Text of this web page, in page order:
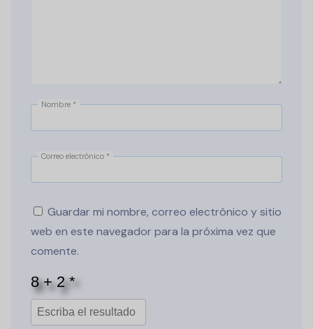
Nombre *
Correo electrónico *
Guardar mi nombre, correo electrónico y sitio
web en este navegador para la próxima vez que
comente.